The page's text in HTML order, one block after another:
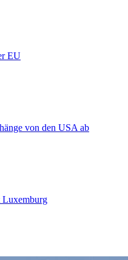
EU
von den USA ab
Luxemburg